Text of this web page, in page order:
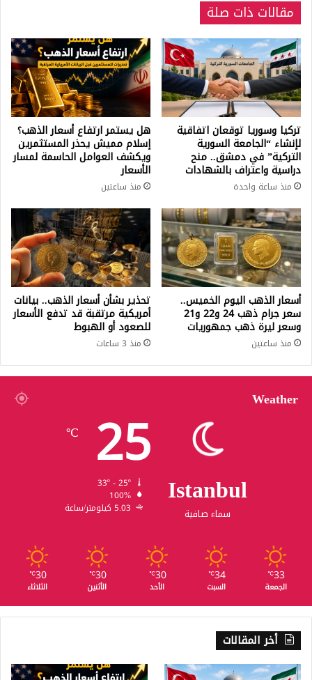
من
روسيا
وتركيا
مقالات ذات صلة
تركيا وسوريا توقعان اتفاقية
لإنشاء “الجامعة السورية
التركية” في دمشق.. منح
دراسية واعتراف بالشهادات
منذ ساعة واحدة
هل يستمر ارتفاع أسعار الذهب؟
إسلام مميش يحذر المستثمرين
ويكشف العوامل الحاسمة لمسار
الأسعار
منذ ساعتين
أسعار الذهب اليوم الخميس..
سعر جرام ذهب 24 و22 و21
وسعر ليرة ذهب جمهوريات
منذ ساعتين
تحذير بشأن أسعار الذهب.. بيانات
أمريكية مرتقبة قد تدفع الأسعار
للصعود أو الهبوط
منذ 3 ساعات
Weather
Istanbul
سماء صافية
25
℃
100%
5.03 كيلومتر/ساعة
33
℃
الجمعة
34
℃
السبت
30
℃
الأحد
30
℃
الأثنين
30
℃
الثلاثاء
أخر المقالات